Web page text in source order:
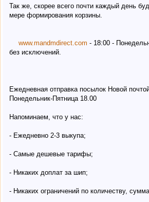
Так же, скорее всего почти каждый день
мере формирования корзины.
www.mandmdirect.com - 18:00 -
без исключений.
Ежедневная отправка посылок Новой
Понедельник-Пятница 18.00
Напоминаем, что у нас:
- Ежедневно 2-3 выкупа;
- Самые дешевые тарифы;
- Никаких доплат за шип;
- Никаких ограничений по количеству,